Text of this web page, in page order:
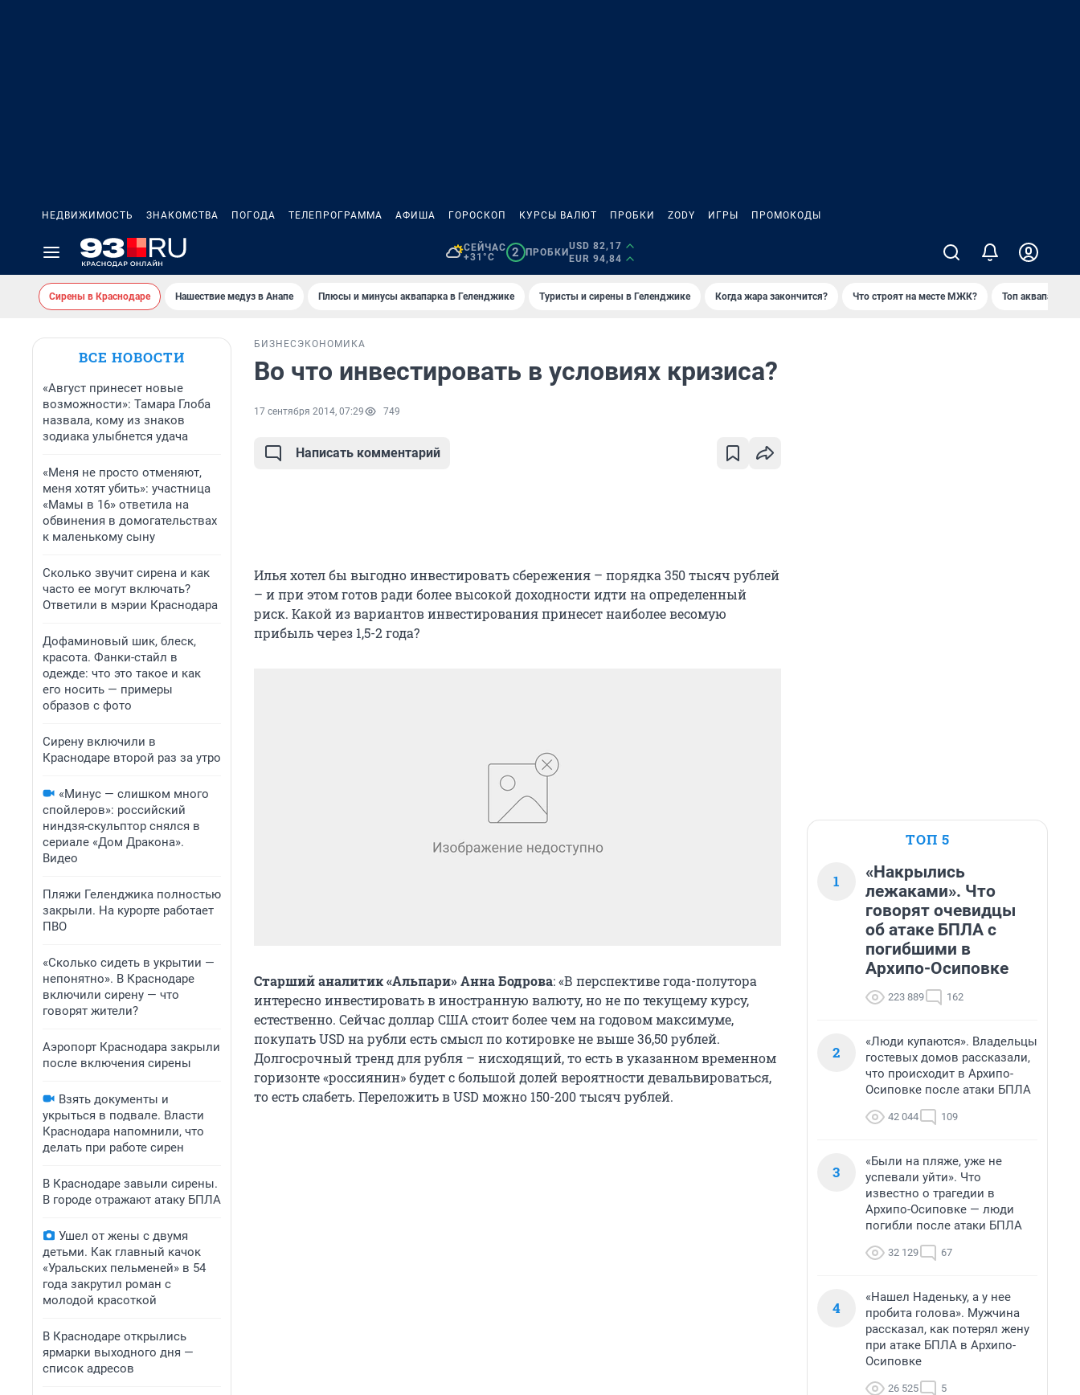
НЕДВИЖИМОСТЬ ЗНАКОМСТВА ПОГОДА ТЕЛЕПРОГРАММА АФИША ГОРОСКОП КУРСЫ ВАЛЮТ ПРОБКИ ZODY ИГРЫ ПРОМОКОДЫ
СЕЙЧАС
+31°C
2 ПРОБКИ
USD 82,17
EUR 94,84
Сирены в Краснодаре Нашествие медуз в Анапе Плюсы и минусы аквапарка в Геленджике Туристы и сирены в Геленджике Когда жара закончится? Что строят на месте МЖК? Топ аквапарков
ВСЕ НОВОСТИ
«Август принесет новые
возможности»: Тамара Глоба
назвала, кому из знаков
зодиака улыбнется удача
«Меня не просто отменяют,
меня хотят убить»: участница
«Мамы в 16» ответила на
обвинения в домогательствах
к маленькому сыну
Сколько звучит сирена и как
часто ее могут включать?
Ответили в мэрии Краснодара
Дофаминовый шик, блеск,
красота. Фанки-стайл в
одежде: что это такое и как
его носить — примеры
образов с фото
Сирену включили в
Краснодаре второй раз за утро
«Минус — слишком много
спойлеров»: российский
ниндзя-скульптор снялся в
сериале «Дом Дракона».
Видео
Пляжи Геленджика полностью
закрыли. На курорте работает
ПВО
«Сколько сидеть в укрытии —
непонятно». В Краснодаре
включили сирену — что
говорят жители?
Аэропорт Краснодара закрыли
после включения сирены
Взять документы и
укрыться в подвале. Власти
Краснодара напомнили, что
делать при работе сирен
В Краснодаре завыли сирены.
В городе отражают атаку БПЛА
Ушел от жены с двумя
детьми. Как главный качок
«Уральских пельменей» в 54
года закрутил роман с
молодой красоткой
В Краснодаре открылись
ярмарки выходного дня —
список адресов
БИЗНЕС ЭКОНОМИКА
Во что инвестировать в условиях кризиса?
17 сентября 2014, 07:29 749
Написать комментарий
Илья хотел бы выгодно инвестировать сбережения – порядка 350 тысяч рублей
– и при этом готов ради более высокой доходности идти на определенный
риск. Какой из вариантов инвестирования принесет наиболее весомую
прибыль через 1,5-2 года?
Старший аналитик «Альпари» Анна Бодрова: «В перспективе года-полутора
интересно инвестировать в иностранную валюту, но не по текущему курсу,
естественно. Сейчас доллар США стоит более чем на годовом максимуме,
покупать USD на рубли есть смысл по котировке не выше 36,50 рублей.
Долгосрочный тренд для рубля – нисходящий, то есть в указанном временном
горизонте «россиянин» будет с большой долей вероятности девальвироваться,
то есть слабеть. Переложить в USD можно 150-200 тысяч рублей.
ТОП 5
1
«Накрылись
лежаками». Что
говорят очевидцы
об атаке БПЛА с
погибшими в
Архипо-Осиповке
223 889 162
2
«Люди купаются». Владельцы
гостевых домов рассказали,
что происходит в Архипо-
Осиповке после атаки БПЛА
42 044 109
3
«Были на пляже, уже не
успевали уйти». Что
известно о трагедии в
Архипо-Осиповке — люди
погибли после атаки БПЛА
32 129 67
4
«Нашел Наденьку, а у нее
пробита голова». Мужчина
рассказал, как потерял жену
при атаке БПЛА в Архипо-
Осиповке
26 525 5